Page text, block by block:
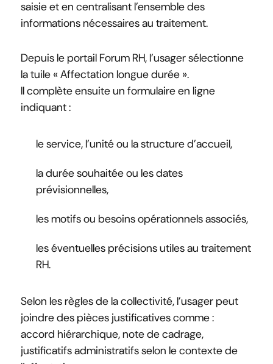
saisie et en centralisant l’ensemble des
informations nécessaires au traitement.
Depuis le portail Forum RH, l’usager sélectionne
la tuile « Affectation longue durée ».
Il complète ensuite un formulaire en ligne
indiquant :
le service, l’unité ou la structure d’accueil,
la durée souhaitée ou les dates
prévisionnelles,
les motifs ou besoins opérationnels associés,
les éventuelles précisions utiles au traitement
RH.
Selon les règles de la collectivité, l’usager peut
joindre des pièces justificatives comme :
accord hiérarchique, note de cadrage,
justificatifs administratifs selon le contexte de